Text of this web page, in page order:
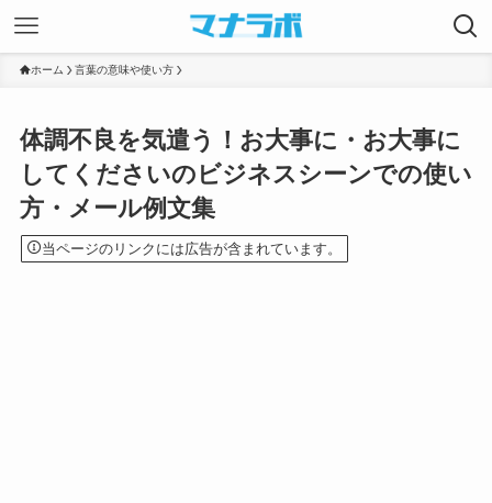
ホーム 言葉の意味や使い方
体調不良を気遣う！お大事に・お大事に
してくださいのビジネスシーンでの使い
方・メール例文集
当ページのリンクには広告が含まれています。